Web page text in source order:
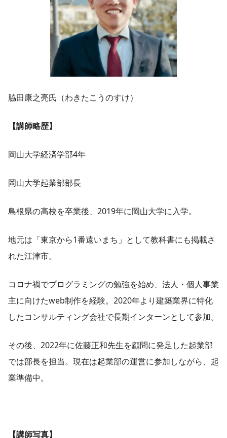
脇田康之亮氏（わきたこうのすけ）
【講師略歴】
岡山大学経済学部4年
岡山大学起業部部長
島根県の高校を卒業後、2019年に岡山大学に入学。
地元は「東京から1番遠いまち」として教科書にも掲載さ
れた江津市。
コロナ禍でプログラミングの勉強を始め、法人・個人事業
主に向けたweb制作を経験。2020年より建築業界に特化
したコンサルティング会社で長期インターンとして参加。
その後、2022年に佐藤正和先生を顧問に発足した起業部
では部長を担当。現在は起業部の運営に参加しながら、起
業準備中。
【講師写真】